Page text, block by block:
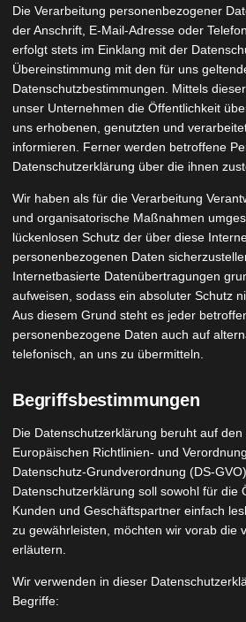
Die Verarbeitung personenbezogener
der Anschrift, E-Mail-Adresse oder
erfolgt stets im Einklang mit der
Übereinstimmung mit den für uns
Datenschutzbestimmungen. Mittels
unser Unternehmen die Öffentlichkeit
uns erhobenen, genutzten und
informieren. Ferner werden betroffene
Datenschutzerklärung über die ihnen
Wir haben als für die Verarbeitung
und organisatorische Maßnahmen
lückenlosen Schutz der über diese
personenbezogenen Daten
Internetbasierte Datenübertragungen
aufweisen, sodass ein absoluter Schutz
Aus diesem Grund steht es jeder
personenbezogene Daten auch auf
telefonisch, an uns zu übermitteln.
Begriffsbestimmungen
Die Datenschutzerklärung beruht auf
Europäischen Richtlinien- und
Datenschutz-Grundverordnung (DS-
Datenschutzerklärung soll sowohl für die
Kunden und Geschäftspartner einfach
zu gewährleisten, möchten wir vorab die
erläutern.
Wir verwenden in dieser
Begriffe: